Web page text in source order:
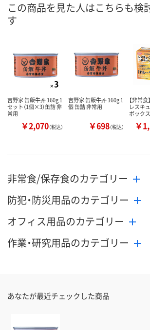
この商品を見た人はこちらも検
す
吉野家 缶飯牛丼 160g 1
セット（1個×3）缶詰 非
常用
￥2,070（税込）
吉野家 缶飯牛丼 160g 1
個 缶詰 非常用
￥698（税込）
【非常
レスキ
ボックス
￥
非常食/保存食のカテゴリー
防犯・防災用品のカテゴリー
オフィス用品のカテゴリー
作業・研究用品のカテゴリー
あなたが最近チェックした商品